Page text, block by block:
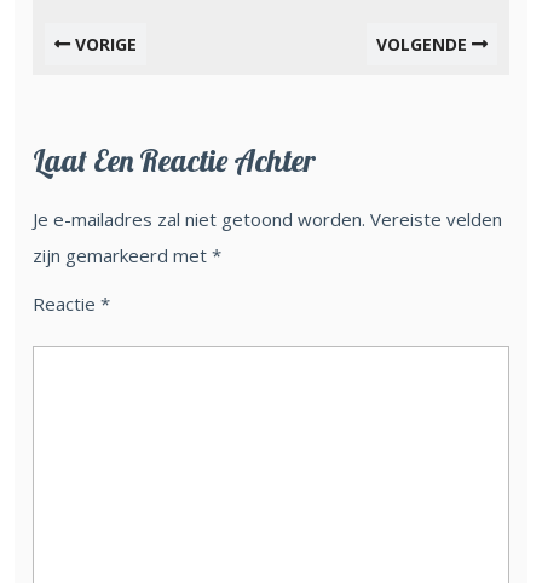
VORIGE VOLGENDE
Laat Een Reactie Achter
Je e-mailadres zal niet getoond worden. Vereiste velden
zijn gemarkeerd met *
Reactie *